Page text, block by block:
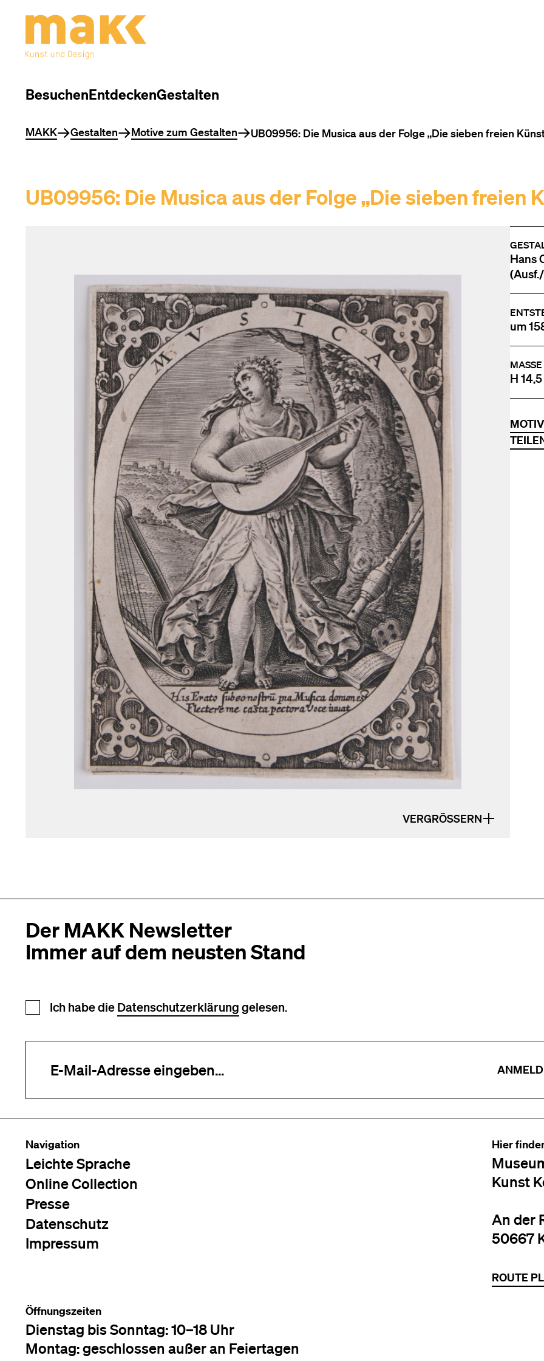
BesuchenEntdeckenGestalten
Sie befinden sich hier
MAKK Gestalten Motive zum Gestalten UB09956: Die Musica aus der Folge „Die sieben freien
UB09956: Die Musica aus der Folge „Die sieben freien
VERGRÖSSERN
Hans
um
MASSE
H
Der MAKK Newsletter
Immer auf dem neusten Stand
Newsletter Anmeldung
Ich habe die Datenschutzerklärung gelesen.
Navigation
Leichte Sprache
Online Collection
Presse
Datenschutz
Impressum
Hier
Kunst
An der
50667
ROUTE
Öffnungszeiten
Dienstag bis Sonntag: 10–18 Uhr
Montag: geschlossen außer an Feiertagen